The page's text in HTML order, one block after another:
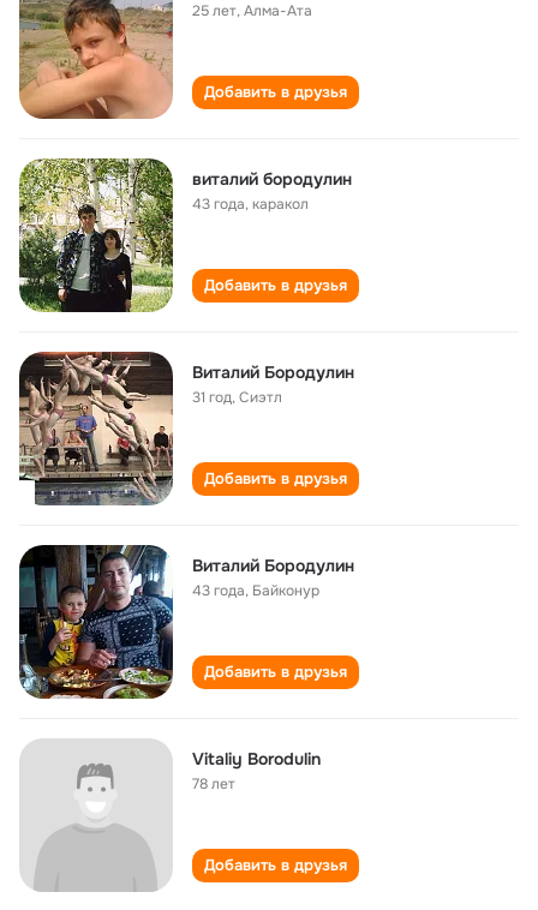
25 лет,Алма-Ата
Добавить в друзья
виталий бородулин
43 года,каракол
Добавить в друзья
Виталий Бородулин
31 год,Сиэтл
Добавить в друзья
Виталий Бородулин
43 года, Байконур
Добавить в друзья
Vitaliy Borodulin
78 лет
Добавить в друзья